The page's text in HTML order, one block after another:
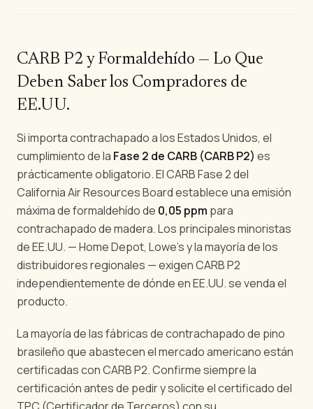
CARB P2 y Formaldehído — Lo Que
Deben Saber los Compradores de
EE.UU.
Si importa contrachapado a los Estados Unidos, el
cumplimiento de la Fase 2 de CARB (CARB P2) es
prácticamente obligatorio. El CARB Fase 2 del
California Air Resources Board establece una emisión
máxima de formaldehído de 0,05 ppm para
contrachapado de madera. Los principales minoristas
de EE.UU. — Home Depot, Lowe's y la mayoría de los
distribuidores regionales — exigen CARB P2
independientemente de dónde en EE.UU. se venda el
producto.
La mayoría de las fábricas de contrachapado de pino
brasileño que abastecen el mercado americano están
certificadas con CARB P2. Confirme siempre la
certificación antes de pedir y solicite el certificado del